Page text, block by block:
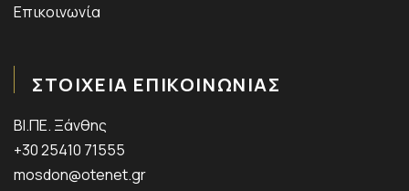
Επικοινωνία
ΣΤΟΙΧΕΙΑ ΕΠΙΚΟΙΝΩΝΙΑΣ
ΒΙ.ΠΕ. Ξάνθης
+30 25410 71555
mosdon@otenet.gr